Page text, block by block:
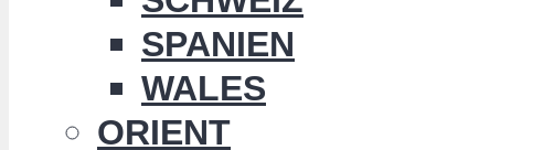
SPANIEN
WALES
ORIENT